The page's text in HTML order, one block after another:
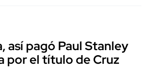
así pagó Paul Stanley
por el título de Cruz